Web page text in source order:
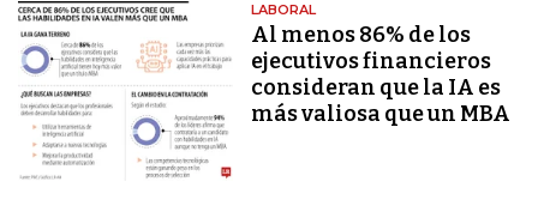
LABORAL
Al menos 86% de los
ejecutivos financieros
consideran que la IA es
más valiosa que un MBA